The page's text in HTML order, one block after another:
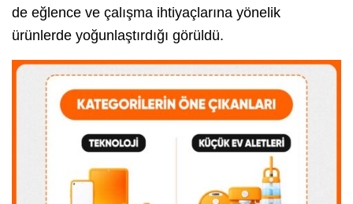
de eğlence ve çalışma ihtiyaçlarına yönelik
ürünlerde yoğunlaştırdığı görüldü.